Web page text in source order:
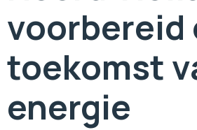
voorbereid
toekomst
energie